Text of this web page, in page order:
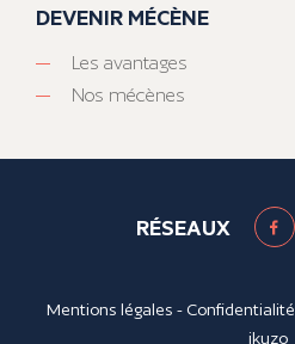
DEVENIR MÉCÈNE
Les avantages
Nos mécènes
RÉSEAUX
Mentions légales - Confidentialité
ikuzo